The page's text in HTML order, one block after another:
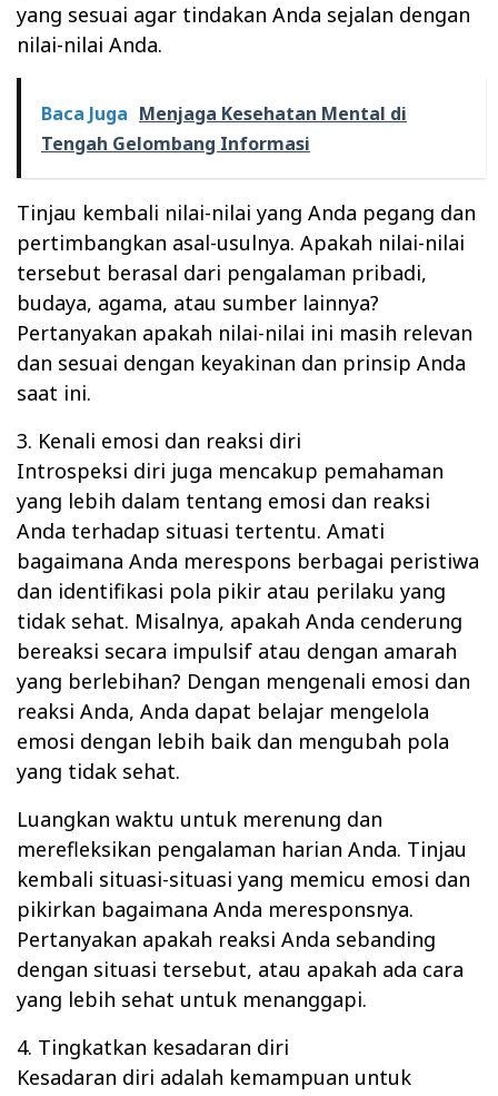
yang sesuai agar tindakan Anda sejalan dengan
nilai-nilai Anda.
Baca Juga Menjaga Kesehatan Mental di
Tengah Gelombang Informasi
Tinjau kembali nilai-nilai yang Anda pegang dan
pertimbangkan asal-usulnya. Apakah nilai-nilai
tersebut berasal dari pengalaman pribadi,
budaya, agama, atau sumber lainnya?
Pertanyakan apakah nilai-nilai ini masih relevan
dan sesuai dengan keyakinan dan prinsip Anda
saat ini.
3. Kenali emosi dan reaksi diri
Introspeksi diri juga mencakup pemahaman
yang lebih dalam tentang emosi dan reaksi
Anda terhadap situasi tertentu. Amati
bagaimana Anda merespons berbagai peristiwa
dan identifikasi pola pikir atau perilaku yang
tidak sehat. Misalnya, apakah Anda cenderung
bereaksi secara impulsif atau dengan amarah
yang berlebihan? Dengan mengenali emosi dan
reaksi Anda, Anda dapat belajar mengelola
emosi dengan lebih baik dan mengubah pola
yang tidak sehat.
Luangkan waktu untuk merenung dan
merefleksikan pengalaman harian Anda. Tinjau
kembali situasi-situasi yang memicu emosi dan
pikirkan bagaimana Anda meresponsnya.
Pertanyakan apakah reaksi Anda sebanding
dengan situasi tersebut, atau apakah ada cara
yang lebih sehat untuk menanggapi.
4. Tingkatkan kesadaran diri
Kesadaran diri adalah kemampuan untuk